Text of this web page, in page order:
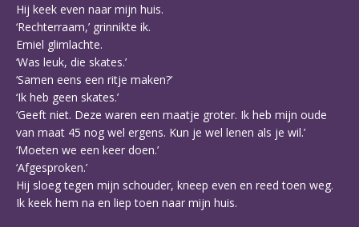
Hij keek even naar mijn huis.
‘Rechterraam,’ grinnikte ik.
Emiel glimlachte.
‘Was leuk, die skates.’
‘Samen eens een ritje maken?’
‘Ik heb geen skates.’
‘Geeft niet. Deze waren een maatje groter. Ik heb mijn oude
van maat 45 nog wel ergens. Kun je wel lenen als je wil.’
‘Moeten we een keer doen.’
‘Afgesproken.’
Hij sloeg tegen mijn schouder, kneep even en reed toen weg.
Ik keek hem na en liep toen naar mijn huis.